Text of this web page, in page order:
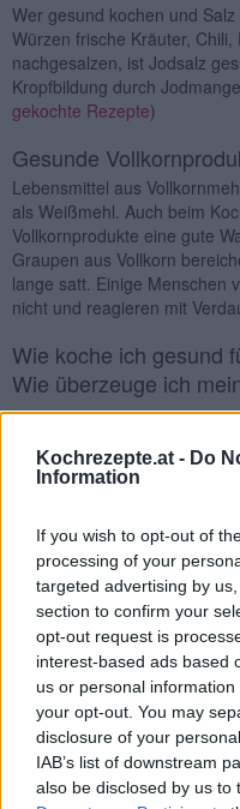
Kochrezepte.at - Do
Information
If you wish to opt-out of
processing of your
targeted advertising by
section to confirm your
opt-out request is
interest-based ads based
us or personal
your opt-out. You may
disclosure of your
IAB’s list of downstream
also be disclosed by us to
Wer gesund kochen und
Würzen frische Kräuter,
nachgesalzen, ist Jodsalz
Kropfbildung durch
gekochte Rezepte)
Gesunde
Lebensmittel aus
als Weißmehl. Auch beim
Vollkornprodukte eine gute
Graupen aus Vollkorn
lange satt. Einige Menschen
nicht und reagieren mit
Wie koche ich gesund
Wie überzeuge ich
Gesund kochen für Kinder:
auf Salz, das Kindern noch
zum ersten Lebensjahr
täglich, das sie mit der Milch
ganz langsam an.